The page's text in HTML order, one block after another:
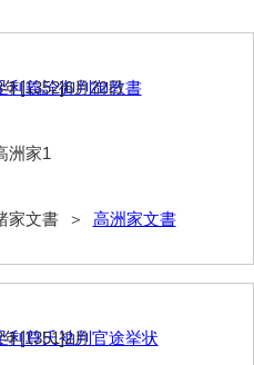
）
）
利義詮御判御教書
洲家1
家文書 ＞ 高洲家文書
[1352]6月22日
利尊氏袖判官途挙状
[1351]2月